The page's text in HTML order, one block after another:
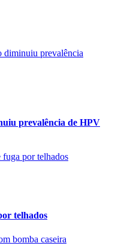
prevalência de HPV
telhados